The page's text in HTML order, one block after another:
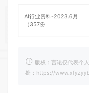
AI行业资料-2023.6月
（357份
版权：言论仅代表个
处：https://